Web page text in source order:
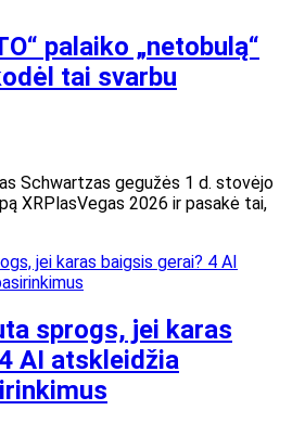
palaiko „netobulą“
tai svarbu
Schwartzas gegužės 1 d. stovėjo
XRPlasVegas 2026 ir pasakė tai,
sprogs, jei karas
AI atskleidžia